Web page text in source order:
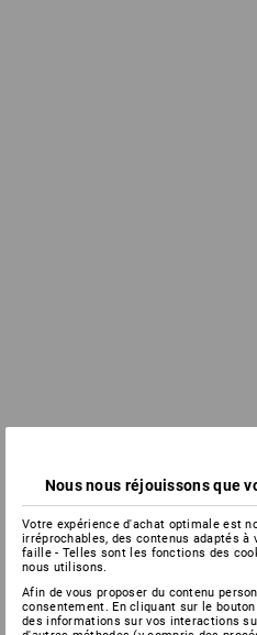
Nous nous réjouissons que
Votre expérience d'achat optimale est
irréprochables, des contenus adaptés à
faille - Telles sont les fonctions des
nous utilisons.
Afin de vous proposer du contenu
consentement. En cliquant sur le
des informations sur vos interactions